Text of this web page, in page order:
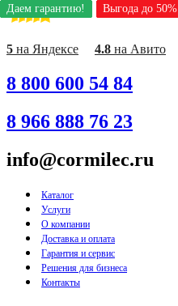
Перейти
к
содержимому
5 на Яндексе 4.8 на Авито
8 800 600 54 84
8 966 888 76 23
info@cormilec.ru
Каталог
Услуги
О компании
Доставка и оплата
Гарантия и сервис
Решения для бизнеса
Контакты
Даем гарантию! Выгода до 50%
Даем гарантию! Выгода до 50%
Даем гарантию! Выгода до 50%
Даем гарантию! Выгода до 50%
Даем гарантию! Выгода до 50%
Даем гарантию! Выгода до 50%
Даем гарантию! Выгода до 50%
Даем гарантию! Выгода до 50%
Даем гарантию! Выгода до 50%